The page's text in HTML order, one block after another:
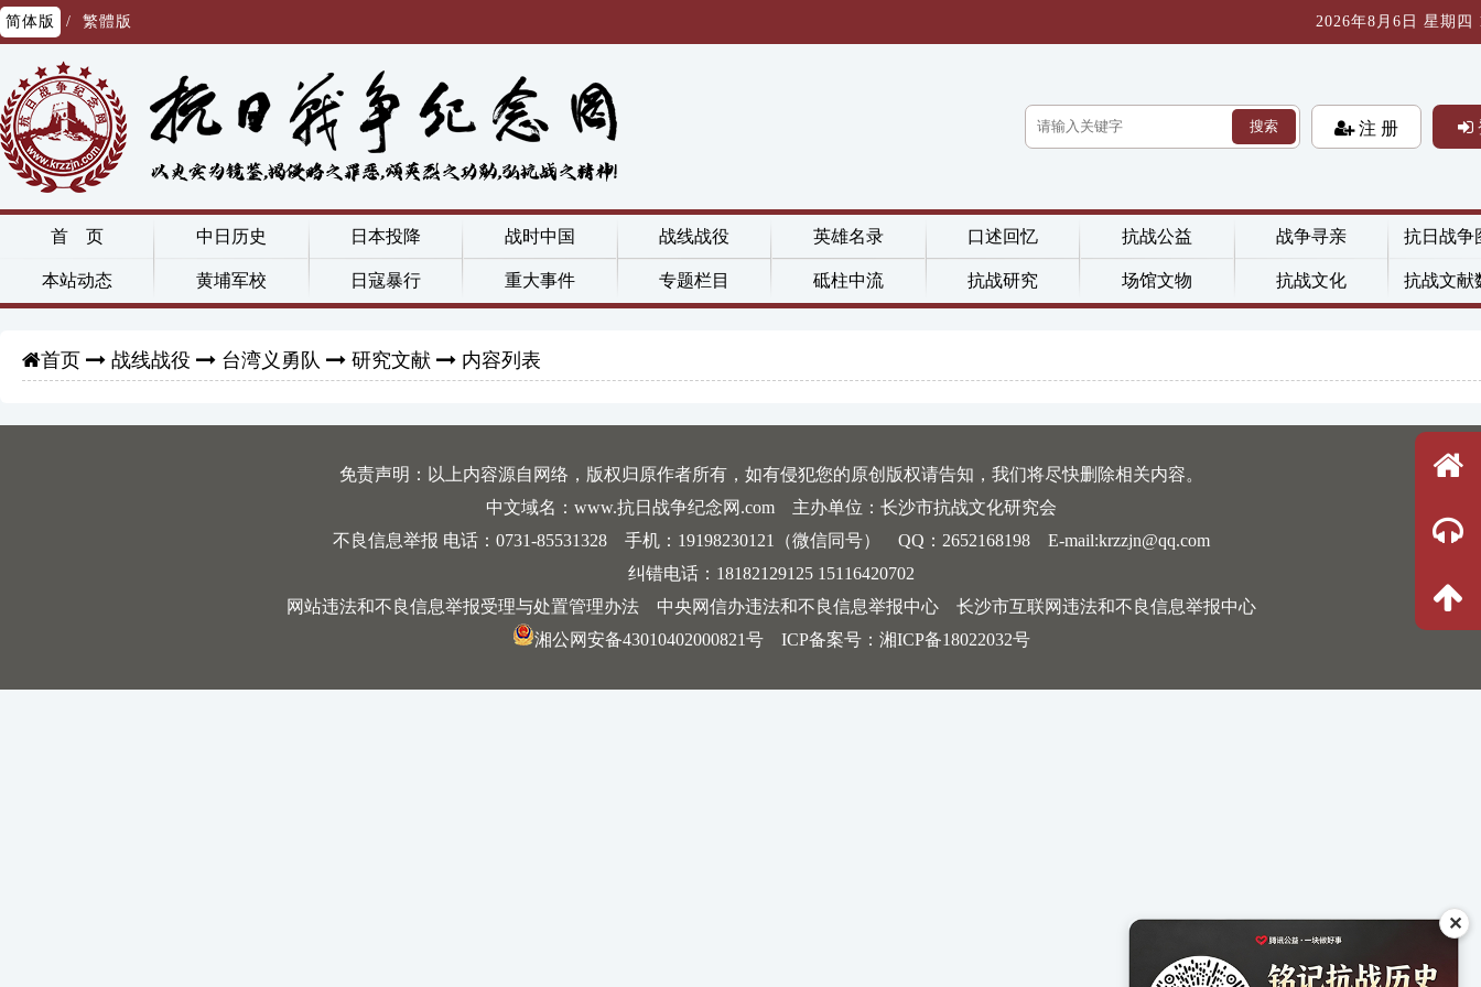
简体版 / 繁體版 2026年8月6日 星期四
搜索 注 册
首 页 中日历史 日本投降 战时中国 战线战役 英雄名录 口述回忆 抗战公益 战争寻亲 抗日战争
本站动态 黄埔军校 日寇暴行 重大事件 专题栏目 砥柱中流 抗战研究 场馆文物 抗战文化 抗战文献
首页 战线战役 台湾义勇队 研究文献 内容列表
免责声明：以上内容源自网络，版权归原作者所有，如有侵犯您的原创版权请告知，我们将尽快删除相关内容。
中文域名：www.抗日战争纪念网.com 主办单位：长沙市抗战文化研究会
不良信息举报 电话：0731-85531328 手机：19198230121（微信同号） QQ：2652168198 E-mail:krzzjn@qq.com
纠错电话：18182129125 15116420702
网站违法和不良信息举报受理与处置管理办法
中央网信办违法和不良信息举报中心
长沙市互联网违法和不良信息举报中心
湘公网安备43010402000821号 ICP备案号： 湘ICP备18022032号
✕